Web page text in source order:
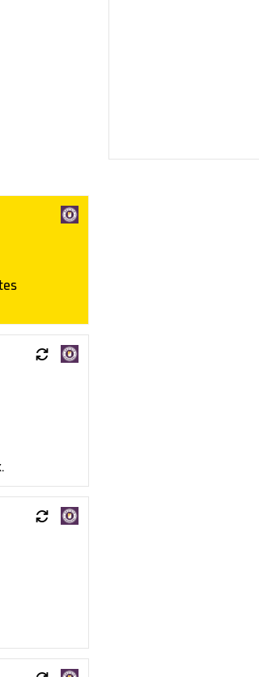

